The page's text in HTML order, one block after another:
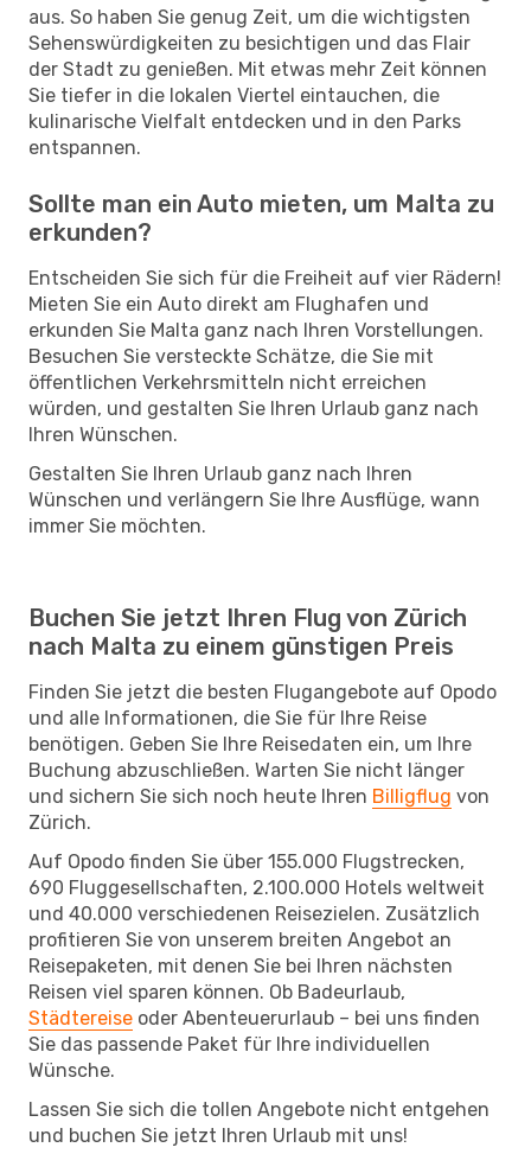
aus. So haben Sie genug Zeit, um die wichtigsten
Sehenswürdigkeiten zu besichtigen und das Flair
der Stadt zu genießen. Mit etwas mehr Zeit können
Sie tiefer in die lokalen Viertel eintauchen, die
kulinarische Vielfalt entdecken und in den Parks
entspannen.
Sollte man ein Auto mieten, um Malta zu
erkunden?
Entscheiden Sie sich für die Freiheit auf vier Rädern!
Mieten Sie ein Auto direkt am Flughafen und
erkunden Sie Malta ganz nach Ihren Vorstellungen.
Besuchen Sie versteckte Schätze, die Sie mit
öffentlichen Verkehrsmitteln nicht erreichen
würden, und gestalten Sie Ihren Urlaub ganz nach
Ihren Wünschen.
Gestalten Sie Ihren Urlaub ganz nach Ihren
Wünschen und verlängern Sie Ihre Ausflüge, wann
immer Sie möchten.
Buchen Sie jetzt Ihren Flug von Zürich
nach Malta zu einem günstigen Preis
Finden Sie jetzt die besten Flugangebote auf Opodo
und alle Informationen, die Sie für Ihre Reise
benötigen. Geben Sie Ihre Reisedaten ein, um Ihre
Buchung abzuschließen. Warten Sie nicht länger
und sichern Sie sich noch heute Ihren Billigflug von
Zürich.
Auf Opodo finden Sie über 155.000 Flugstrecken,
690 Fluggesellschaften, 2.100.000 Hotels weltweit
und 40.000 verschiedenen Reisezielen. Zusätzlich
profitieren Sie von unserem breiten Angebot an
Reisepaketen, mit denen Sie bei Ihren nächsten
Reisen viel sparen können. Ob Badeurlaub,
Städtereise oder Abenteuerurlaub – bei uns finden
Sie das passende Paket für Ihre individuellen
Wünsche.
Lassen Sie sich die tollen Angebote nicht entgehen
und buchen Sie jetzt Ihren Urlaub mit uns!